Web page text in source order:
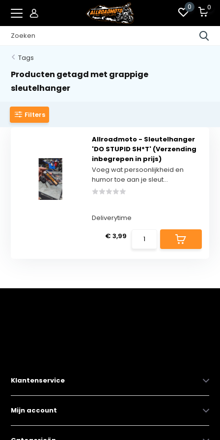
0 0
Tags
Producten getagd met grappige
sleutelhanger
Filters
Allroadmoto - Sleutelhanger
'DO STUPID SH*T' (Verzending
inbegrepen in prijs)
Voeg wat persoonlijkheid en
humor toe aan je sleut...
Deliverytime
€ 3,99
Klantenservice
Mijn account